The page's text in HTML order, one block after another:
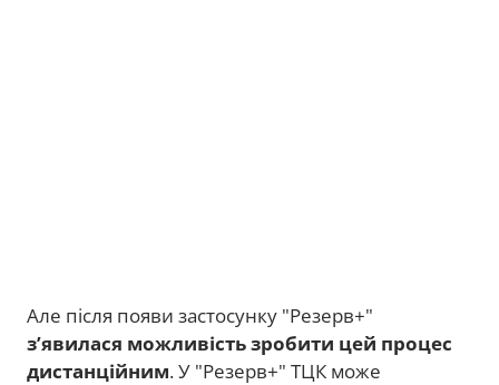
Але після появи застосунку "Резерв+"
з’явилася можливість зробити цей процес
дистанційним. У "Резерв+" ТЦК може